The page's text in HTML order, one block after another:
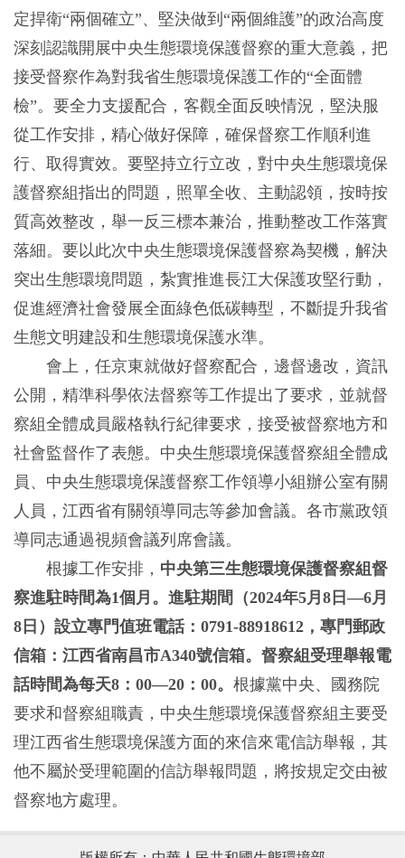
定捍衛“兩個確立”、堅決做到“兩個維護”的政治高度
深刻認識開展中央生態環境保護督察的重大意義，把
接受督察作為對我省生態環境保護工作的“全面體
檢”。要全力支援配合，客觀全面反映情況，堅決服
從工作安排，精心做好保障，確保督察工作順利進
行、取得實效。要堅持立行立改，對中央生態環境保
護督察組指出的問題，照單全收、主動認領，按時按
質高效整改，舉一反三標本兼治，推動整改工作落實
落細。要以此次中央生態環境保護督察為契機，解決
突出生態環境問題，紮實推進長江大保護攻堅行動，
促進經濟社會發展全面綠色低碳轉型，不斷提升我省
生態文明建設和生態環境保護水準。
會上，任京東就做好督察配合，邊督邊改，資訊
公開，精準科學依法督察等工作提出了要求，並就督
察組全體成員嚴格執行紀律要求，接受被督察地方和
社會監督作了表態。中央生態環境保護督察組全體成
員、中央生態環境保護督察工作領導小組辦公室有關
人員，江西省有關領導同志等參加會議。各市黨政領
導同志通過視頻會議列席會議。
根據工作安排， 中央第三生態環境保護督察組督
察進駐時間為1個月。進駐期間（2024年5月8日—6月
8日）設立專門值班電話：0791-88918612，專門郵政
信箱：江西省南昌市A340號信箱。督察組受理舉報電
話時間為每天8：00—20：00。 根據黨中央、國務院
要求和督察組職責，中央生態環境保護督察組主要受
理江西省生態環境保護方面的來信來電信訪舉報，其
他不屬於受理範圍的信訪舉報問題，將按規定交由被
督察地方處理。